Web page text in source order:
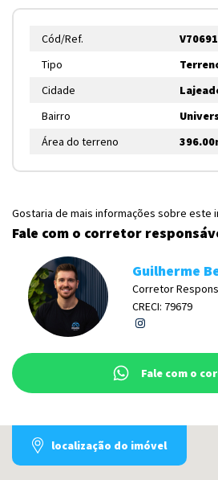
Cód/Ref.
V70691
Tipo
Cidade
Bairro
Área do terreno
Gostaria de mais informações sobre este
Fale com o corretor
Guilherme
Corretor
CRECI: 79679
Fale com o
localização do imóvel